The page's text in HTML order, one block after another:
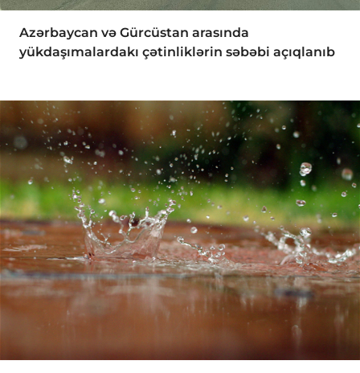
Azərbaycan və Gürcüstan arasında
yükdaşımalardakı çətinliklərin səbəbi açıqlanıb